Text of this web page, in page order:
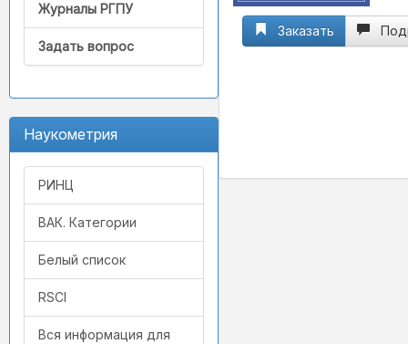
Журналы РГПУ
Задать вопрос
Наукометрия
РИНЦ
ВАК. Категории
Белый список
RSCI
Вся информация для
Заказать